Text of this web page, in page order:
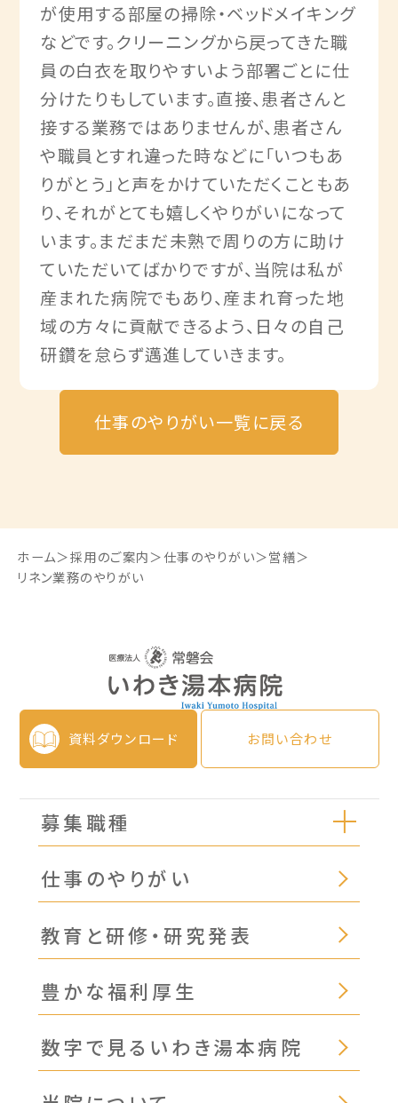
ホーム 採用のご案内 仕事のやりがい
営繕
リネン業務のやりがい
が使用する部屋の掃除・ベッドメイキング
などです。クリーニングから戻ってきた職
員の白衣を取りやすいよう部署ごとに仕
分けたりもしています。直接、患者さんと
接する業務ではありませんが、患者さん
や職員とすれ違った時などに「いつもあ
りがとう」と声をかけていただくこともあ
り、それがとても嬉しくやりがいになって
います。まだまだ未熟で周りの方に助け
ていただいてばかりですが、当院は私が
産まれた病院でもあり、産まれ育った地
域の方々に貢献できるよう、日々の自己
研鑽を怠らず邁進していきます。
仕事のやりがい一覧に戻る
資料ダウンロード お問い合わせ
募集職種
仕事のやりがい
教育と研修・研究発表
豊かな福利厚生
数字で見るいわき湯本病院